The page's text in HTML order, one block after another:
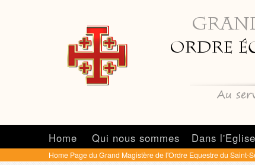
Home Qui nous sommes Dans l'Eglise
Home Page du Grand Magistère de l'Ordre Equestre du Saint-